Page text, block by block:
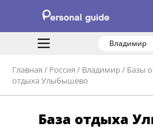
Владимир
Главная / Россия / Владимир/ Базы
отдыха Улыбышево
База отдыха